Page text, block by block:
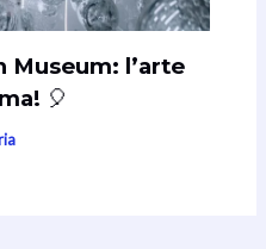
Museum: l’arte
🎈